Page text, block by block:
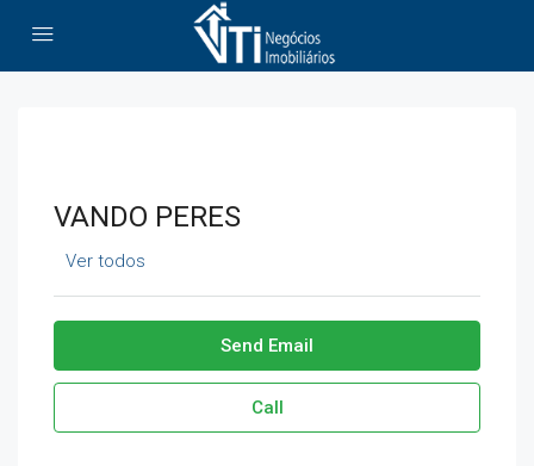
VANDO PERES
Ver todos
Send Email
Call